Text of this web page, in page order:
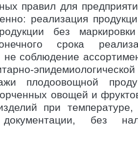
правил для
реализация
без
срока
не соблюдение
плодоовощной
овощей и
при
без